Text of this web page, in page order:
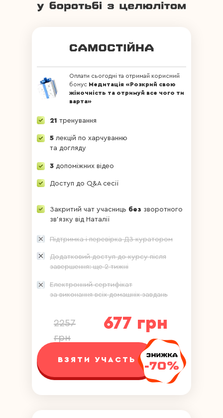
21 тренування
5 лекцій по харчуванню
та догляду
3 допоміжних відео
Оплати сьогодні та отримай корисний
бонус Медитація «Розкрий свою
жіночність та отримуй все чого ти
варта»
Доступ до Q&A сесії
Підтримка і перевірка ДЗ куратором
Додатковий доступ до курсу після
завершення: ще 2 тижні
Електронний сертифікат
за виконання всіх домашніх завдань
2257
грн
677 грн
ВЗЯТИ УЧАСТЬ
Закритий чат учасниць без зворотного
зв'язку від Наталії